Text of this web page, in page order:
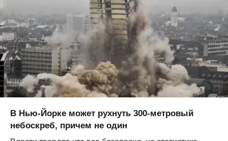
В Нью-Йорке может рухнуть 300-метровый
небоскреб, причем не один